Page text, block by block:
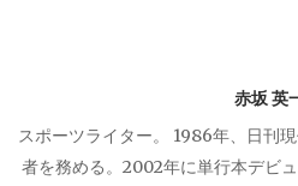
ン
赤坂 英
スポーツライター。 1986年、日刊
者を務める。2002年に単行本デビ